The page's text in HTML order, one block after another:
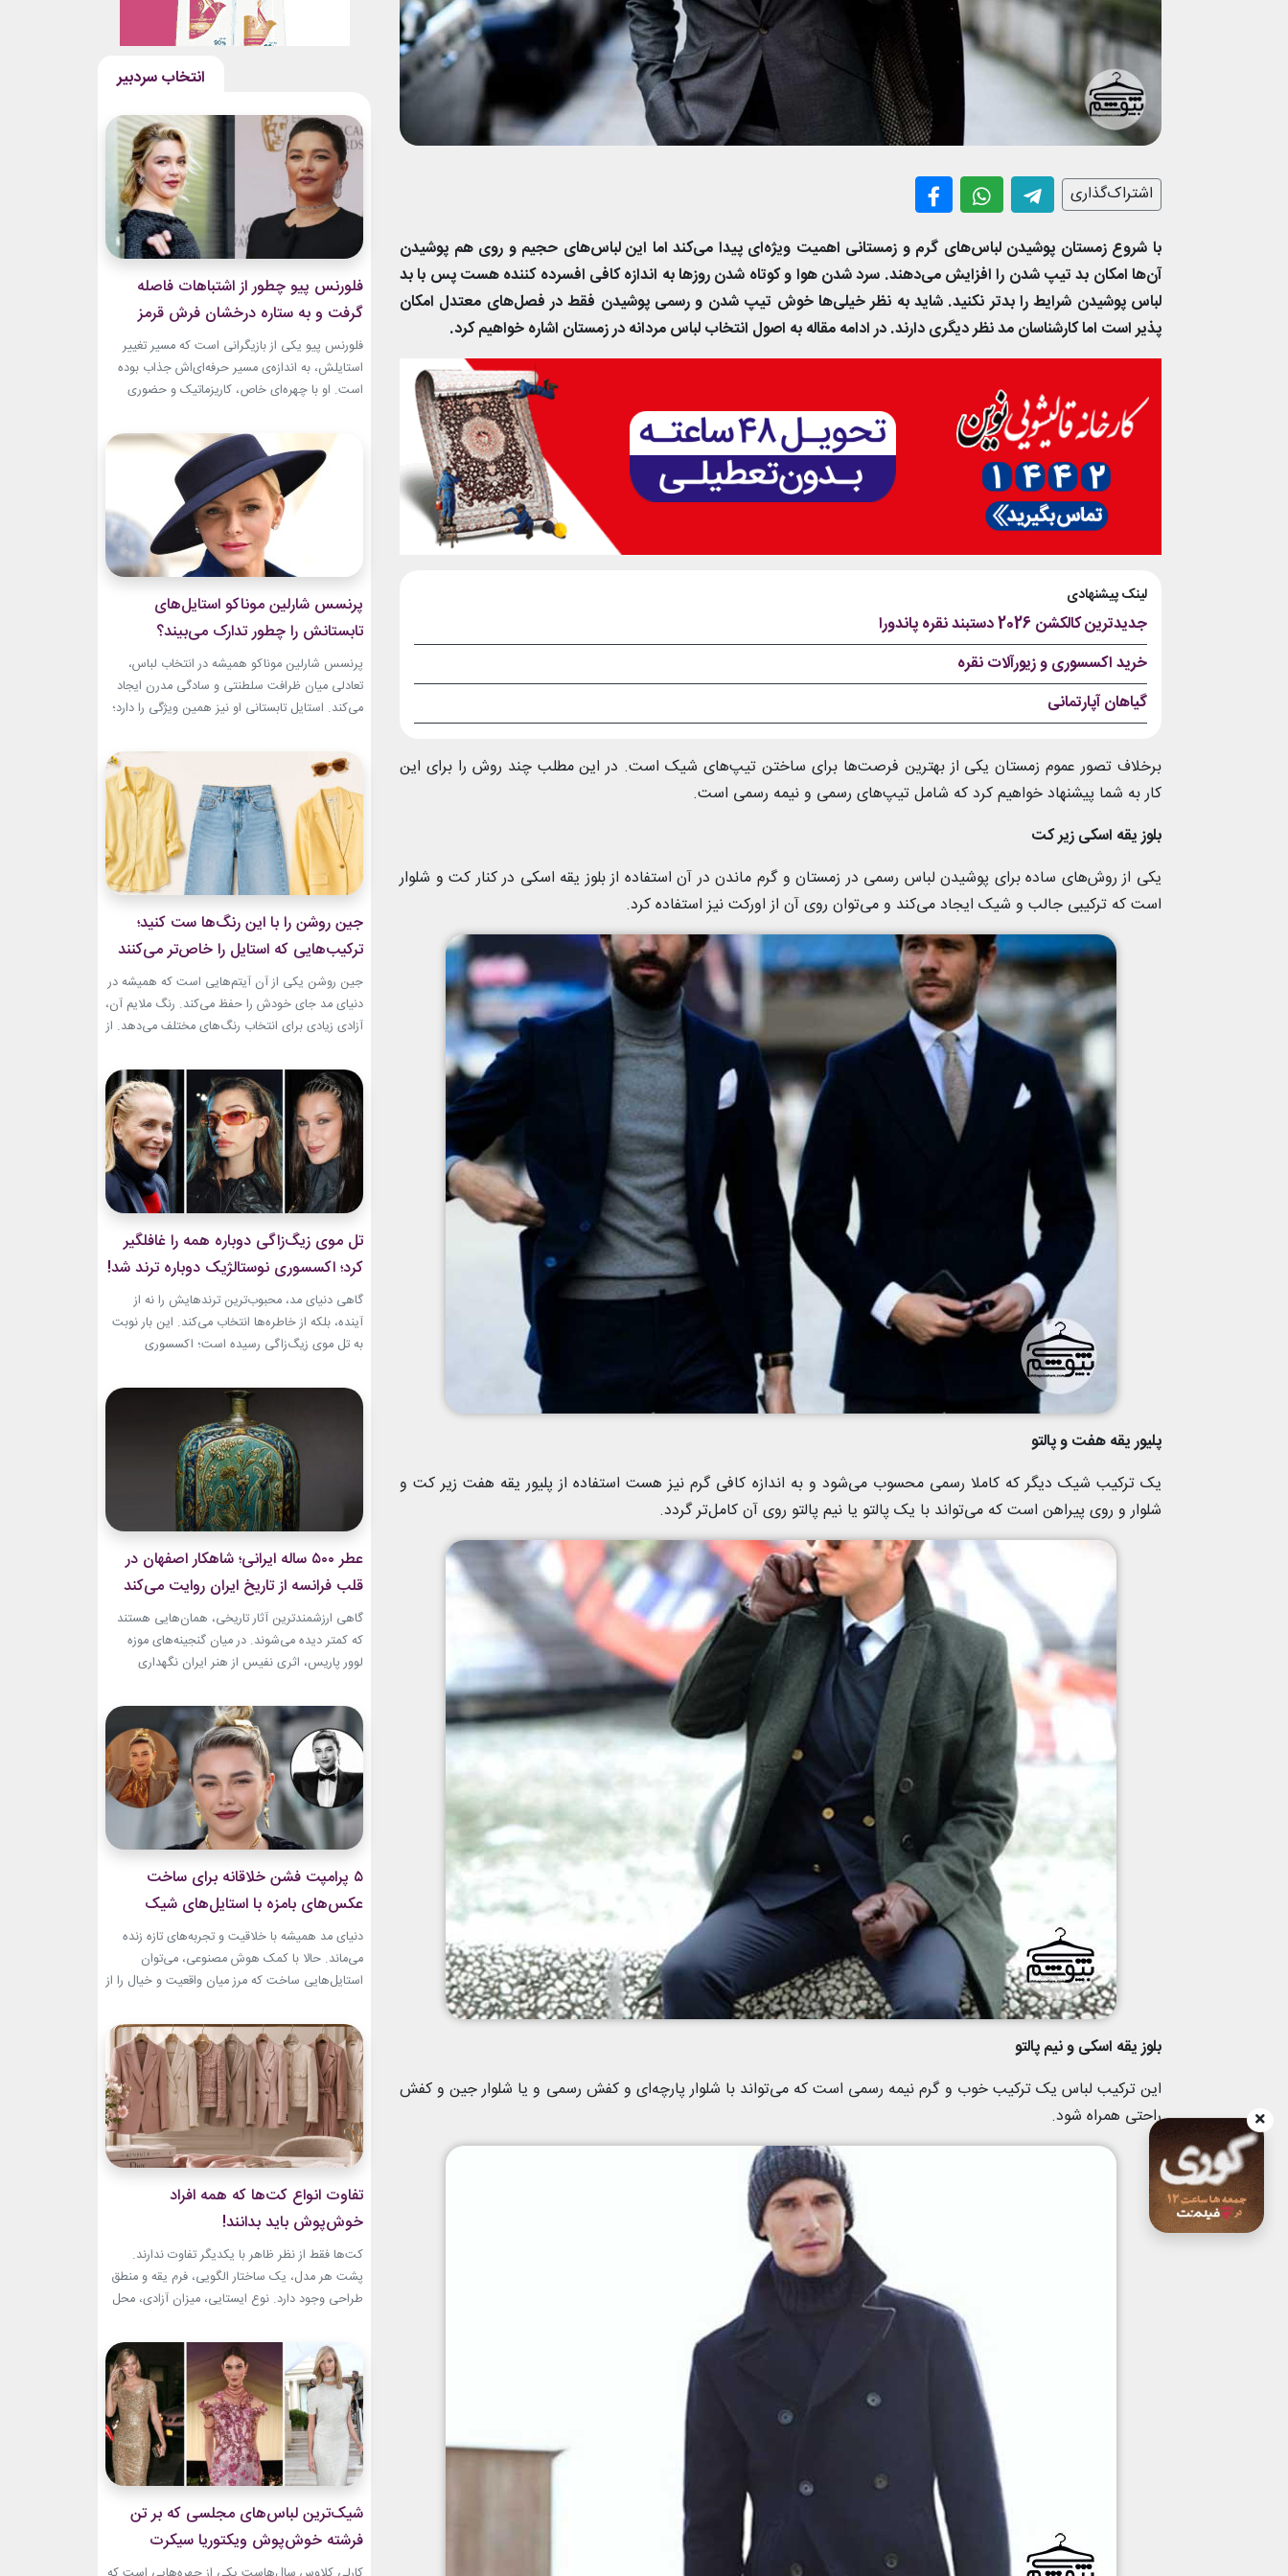
اشتراک‌گذاری
با شروع زمستان پوشیدن لباس‌های گرم و زمستانی اهمیت ویژه‌ای پیدا می‌کند اما این لباس‌های حجیم و روی هم پوشیدن
آن‌ها امکان بد تیپ شدن را افزایش می‌دهند. سرد شدن هوا و کوتاه شدن روزها به اندازه کافی افسرده کننده هست پس با بد
لباس پوشیدن شرایط را بدتر نکنید. شاید به نظر خیلی‌ها خوش تیپ شدن و رسمی پوشیدن فقط در فصل‌های معتدل امکان
پذیر است اما کارشناسان مد نظر دیگری دارند. در ادامه مقاله به اصول انتخاب لباس مردانه در زمستان اشاره خواهیم کرد.
لینک پیشنهادی
جدیدترین کالکشن 2026 دستبند نقره پاندورا
خرید اکسسوری و زیورآلات نقره
گیاهان آپارتمانی
برخلاف تصور عموم زمستان یکی از بهترین فرصت‌ها برای ساختن تیپ‌های شیک است. در این مطلب چند روش را برای این
کار به شما پیشنهاد خواهیم کرد که شامل تیپ‌های رسمی و نیمه رسمی است.
بلوز یقه اسکی زیر کت
یکی از روش‌های ساده برای پوشیدن لباس رسمی در زمستان و گرم ماندن در آن استفاده از بلوز یقه اسکی در کنار کت و شلوار
است که ترکیبی جالب و شیک ایجاد می‌کند و می‌توان روی آن از اورکت نیز استفاده کرد.
پلیور یقه هفت و پالتو
یک ترکیب شیک دیگر که کاملا رسمی محسوب می‌شود و به اندازه کافی گرم نیز هست استفاده از پلیور یقه هفت زیر کت و
شلوار و روی پیراهن است که می‌تواند با یک پالتو یا نیم پالتو روی آن کامل‌تر گردد.
بلوز یقه اسکی و نیم پالتو
این ترکیب لباس یک ترکیب خوب و گرم نیمه رسمی است که می‌تواند با شلوار پارچه‌ای و کفش رسمی و یا شلوار جین و کفش
راحتی همراه شود.
فلورنس پیو چطور از اشتباهات فاصله
گرفت و به ستاره درخشان فرش قرمز
تبدیل شد؟
فلورنس پیو یکی از بازیگرانی است که مسیر تغییر
استایلش، به اندازه‌ی مسیر حرفه‌ای‌اش جذاب بوده
است. او با چهره‌ای خاص، کاریزماتیک و حضوری
سال‌های ابتدایی فعالیتش هنوز زبان شخصی خود را
در مد پیدا نکرده بود.لینک پیشنهادیجدیدترین
کالکشن 2026 دستبند نقره پاندوراگیاهان
آپارتمانیخرید اکسسوری...
پرنسس شارلین موناکو استایل‌های
تابستانش را چطور تدارک می‌بیند؟
پرنسس شارلین موناکو همیشه در انتخاب لباس،
تعادلی میان ظرافت سلطنتی و سادگی مدرن ایجاد
می‌کند. استایل تابستانی او نیز همین ویژگی را دارد؛
طراحی‌هایی که برای روزهای گرم، هم راحت هستند
و هم باشکوه. از مراسم‌های رسمی کاخ گرفته تا
حضورهای صمیمی‌تر، شارلین نشان داده که
پیراهن‌های...
جین روشن را با این رنگ‌ها ست کنید؛
ترکیب‌هایی که استایل را خاص‌تر می‌کنند
جین روشن یکی از آن آیتم‌هایی است که همیشه در
دنیای مد جای خودش را حفظ می‌کند. رنگ ملایم آن،
آزادی زیادی برای انتخاب رنگ‌های مختلف می‌دهد. از
مینیمال، جین روشن می‌تواند پایه یک ظاهر شیک و
امروزی باشد. کافی است رنگ همراه آن را درست
انتخاب...
تل موی زیگ‌زاگی دوباره همه را غافلگیر
کرد؛ اکسسوری نوستالژیک دوباره ترند شد!
گاهی دنیای مد، محبوب‌ترین ترندهایش را نه از
آینده، بلکه از خاطره‌ها انتخاب می‌کند. این بار نوبت
به تل موی زیگ‌زاگی رسیده است؛ اکسسوری‌
اوایل دهه ۲۰۰۰ به یاد دارند و حالا با ظاهری آشنا اما
جایگاهی تازه، دوباره به مرکز توجه برگشته است....
عطر ۵۰۰ ساله ایرانی؛ شاهکار اصفهان در
قلب فرانسه از تاریخ ایران روایت می‌کند
گاهی ارزشمندترین آثار تاریخی، همان‌هایی هستند
که کمتر دیده می‌شوند. در میان گنجینه‌های موزه
لوور پاریس، اثری نفیس از هنر ایران نگهداری
ذوق، زیبایی و مهارت هنرمندان عصر صفوی است.
بطری عطر صفوی در موزه لوور امروز به یکی از
جذاب‌ترین نمونه‌های هنر ایرانی تبدیل...
۵ پرامپت‌ فشن خلاقانه برای ساخت
عکس‌های بامزه با استایل‌های شیک
دنیای مد همیشه با خلاقیت و تجربه‌های تازه زنده
می‌ماند. حالا با کمک هوش مصنوعی، می‌توان
استایل‌هایی ساخت که مرز میان واقعیت و خیال را از
معرفی می‌کنیم که برای ساخت عکس‌های خاص،
بامزه و متفاوت طراحی شده‌اند. ایده‌هایی که فقط
یک تصویر زیبا نمی‌سازند؛ بلکه...
تفاوت انواع کت‌ها که همه افراد
خوش‌پوش باید بدانند!
کت‌ها فقط از نظر ظاهر با یکدیگر تفاوت ندارند.
پشت هر مدل، یک ساختار الگویی، فرم یقه و منطق
طراحی وجود دارد. نوع ایستایی، میزان آزادی، محل
کت را مشخص می‌کند. یک بلیزر حس رسمی و
شهری دارد، اما یک کت رپ یا اورسایز می‌تواند آزادی
و...
شیک‌ترین لباس‌های مجلسی که بر تن
فرشته خوش‌پوش ویکتوریا سیکرت
دیده‌ایم!